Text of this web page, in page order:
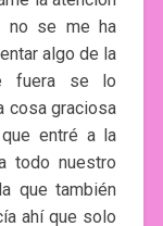
no se me ha
algo de la
fuera se lo
cosa graciosa
entré a la
todo nuestro
que también
ahí que solo